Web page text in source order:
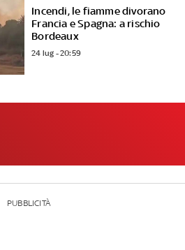
Incendi, le fiamme divorano
Francia e Spagna: a rischio
Bordeaux
24 lug - 20:59
PUBBLICITÀ